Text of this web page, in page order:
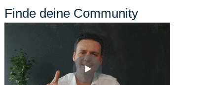
Finde deine Community